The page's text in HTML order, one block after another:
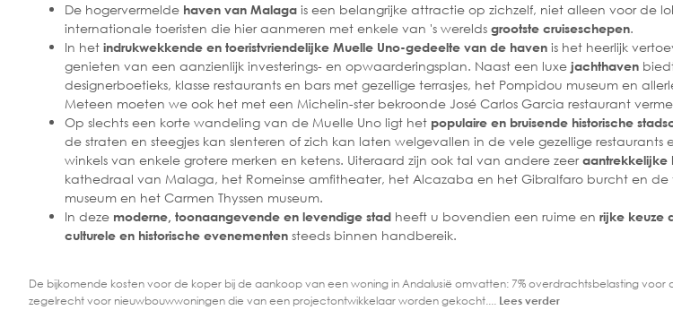
De hogervermelde haven van Malaga is een belangrijke attractie op zichzelf, niet alleen voor de
internationale toeristen die hier aanmeren met enkele van 's werelds grootste cruiseschepen.
In het indrukwekkende en toeristvriendelijke Muelle Uno-gedeelte van de haven is het heerlijk
genieten van een aanzienlijk investerings- en opwaarderingsplan. Naast een luxe jachthaven
designerboetieks, klasse restaurants en bars met gezellige terrasjes, het Pompidou museum en
Meteen moeten we ook het met een Michelin-ster bekroonde José Carlos Garcia restaurant
Op slechts een korte wandeling van de Muelle Uno ligt het populaire en bruisende historische
de straten en steegjes kan slenteren of zich kan laten welgevallen in de vele gezellige
winkels van enkele grotere merken en ketens. Uiteraard zijn ook tal van andere zeeraantrekkelijke
kathedraal van Malaga, het Romeinse amfitheater, het Alcazaba en het Gibralfaro burcht en de
museum en het Carmen Thyssen museum.
In deze moderne, toonaangevende en levendige stad heeft u bovendien een ruime en rijke keuze
culturele en historische evenementen steeds binnen handbereik.
De bijkomende kosten voor de koper bij de aankoop van een woning in Andalusië omvatten: 7% overdrachtsbelasting voor
zegelrecht voor nieuwbouwwoningen die van een projectontwikkelaar worden gekocht.... Lees verder